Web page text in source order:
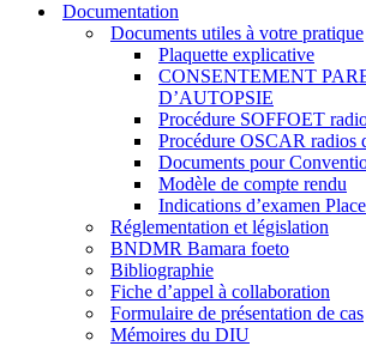
Documentation
Documents utiles à votre pratique
Plaquette explicative
CONSENTEMENT
D’AUTOPSIE
Procédure SOFFOET
Procédure OSCAR radios
Documents pour
Modèle de compte rendu
Indications d’examen
Réglementation et législation
BNDMR Bamara foeto
Bibliographie
Fiche d’appel à collaboration
Formulaire de présentation de cas
Mémoires du DIU